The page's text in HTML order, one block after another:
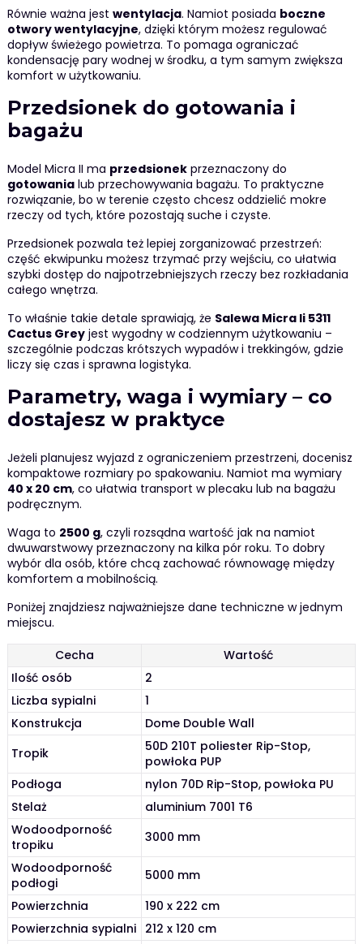
Równie ważna jest wentylacja. Namiot posiada boczne
otwory wentylacyjne, dzięki którym możesz regulować
dopływ świeżego powietrza. To pomaga ograniczać
kondensację pary wodnej w środku, a tym samym zwiększa
komfort w użytkowaniu.
Przedsionek do gotowania i
bagażu
Model Micra II ma przedsionekprzeznaczony do
gotowanialub przechowywania bagażu. To praktyczne
rozwiązanie, bo w terenie często chcesz oddzielić mokre
rzeczy od tych, które pozostają suche i czyste.
Przedsionek pozwala też lepiej zorganizować przestrzeń:
część ekwipunku możesz trzymać przy wejściu, co ułatwia
szybki dostęp do najpotrzebniejszych rzeczy bez rozkładania
całego wnętrza.
To właśnie takie detale sprawiają, że Salewa Micra Ii 5311
Cactus Greyjest wygodny w codziennym użytkowaniu –
szczególnie podczas krótszych wypadów i trekkingów, gdzie
liczy się czas i sprawna logistyka.
Parametry, waga i wymiary – co
dostajesz w praktyce
Jeżeli planujesz wyjazd z ograniczeniem przestrzeni, docenisz
kompaktowe rozmiary po spakowaniu. Namiot ma wymiary
40 x 20 cm, co ułatwia transport w plecaku lub na bagażu
podręcznym.
Waga to 2500 g, czyli rozsądna wartość jak na namiot
dwuwarstwowy przeznaczony na kilka pór roku. To dobry
wybór dla osób, które chcą zachować równowagę między
komfortem a mobilnością.
Poniżej znajdziesz najważniejsze dane techniczne w jednym
miejscu.
Cecha
Wartość
Ilość osób
2
Liczba sypialni
1
Konstrukcja
Dome Double Wall
Tropik
50D 210T poliester Rip-Stop,
powłoka PUP
Podłoga
nylon 70D Rip-Stop, powłoka PU
Stelaż
aluminium 7001 T6
Wodoodporność
tropiku
3000 mm
Wodoodporność
podłogi
5000 mm
Powierzchnia
190 x 222 cm
Powierzchnia sypialni 212 x 120 cm